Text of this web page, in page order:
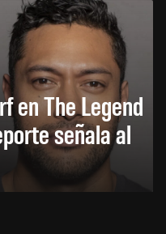
en The Legend
señala al